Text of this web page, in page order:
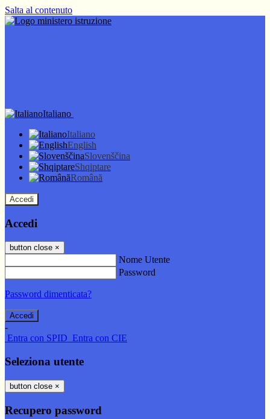
Salta al contenuto
Italiano
Italiano
English
Slovenščina
Shqiptare
Română
Accedi
Accedi
button close ×
Nome Utente
Password
Password dimenticata?
-
Entra con SPID Entra con CIE
Seleziona utente
button close ×
Recupero password